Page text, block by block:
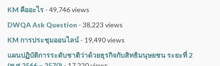
KM คืออะไร - 49,746 views
DWQA Ask Question - 38,223 views
KM การประชุมออนไลน์ - 19,490 views
แผนปฏิบัติการระดับชาติว่าด้วยธุรกิจกับสิทธิมนุษยชน ระยะที่ 2